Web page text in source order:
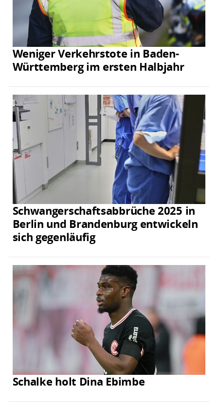
Weniger Verkehrstote in Baden-
Württemberg im ersten Halbjahr
Schwangerschaftsabbrüche 2025 in
Berlin und Brandenburg entwickeln
sich gegenläufig
Schalke holt Dina Ebimbe